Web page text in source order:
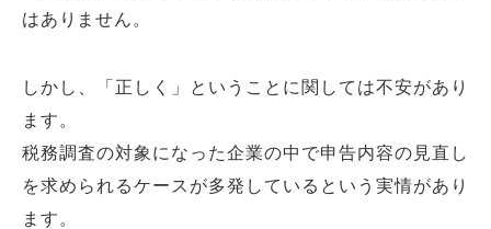
はありません。
しかし、「正しく」ということに関しては不安があり
ます。
税務調査の対象になった企業の中で申告内容の見直し
を求められるケースが多発しているという実情があり
ます。